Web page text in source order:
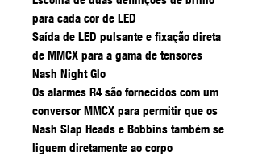
para cada cor de LED
Saída de LED pulsante e fixação direta
de MMCX para a gama de tensores
Nash Night Glo
Os alarmes R4 são fornecidos com um
conversor MMCX para permitir que os
Nash Slap Heads e Bobbins também se
liguem diretamente ao corpo